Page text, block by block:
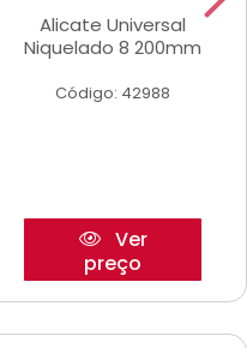
Alicate Universal
Niquelado 8 200mm
Código: 42988
Ver
preço